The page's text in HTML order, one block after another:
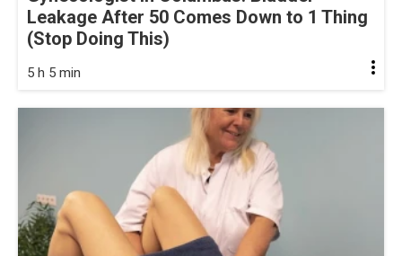
Leakage After 50 Comes Down to 1 Thing
(Stop Doing This)
5 h 5 min